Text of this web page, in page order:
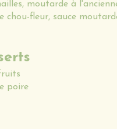
moutarde à
chou-fleur, sauce
poire